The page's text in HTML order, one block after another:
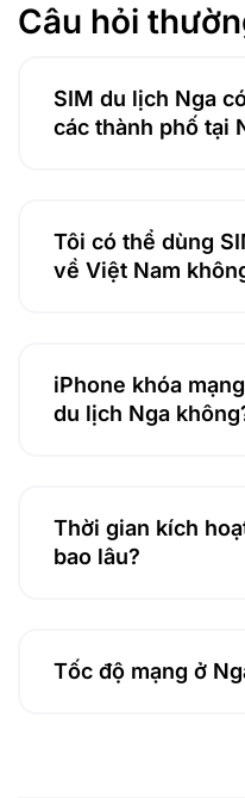
Câu hỏi
SIM du lịch Nga
các thành phố tại
Tôi có thể dùng
về Việt Nam
iPhone khóa
du lịch Nga
Thời gian kích
bao lâu?
Tốc độ mạng ở